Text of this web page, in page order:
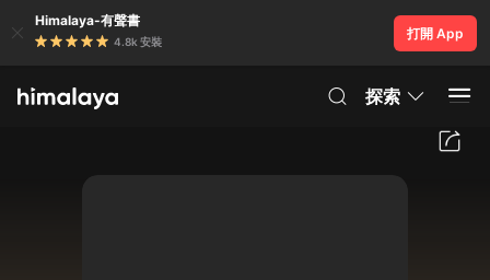
Himalaya-有聲書
4.8k 安裝
打開 App
探索